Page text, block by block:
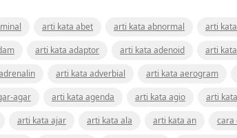
arti kata abet arti kata abnormal arti
arti kata adaptor arti kata adenoid arti
arti kata adverbial arti kata aerogram
agar arti kata agenda arti kata agio arti
arti kata ajar arti kata ala arti kata an
cara